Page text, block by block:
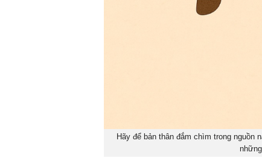
Hãy để bản thân đắm chìm trong